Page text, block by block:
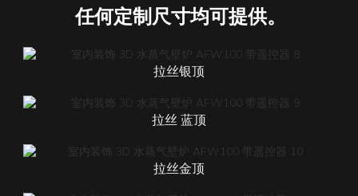
任何定制尺寸均可提供。
拉丝银顶
拉丝 蓝顶
拉丝金顶